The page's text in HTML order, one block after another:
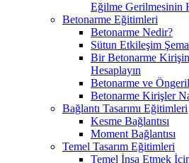
Eğilme Gerilmesinin
Betonarme Eğitimleri
Betonarme Nedir?
Sütun Etkileşim
Bir Betonarme
Hesaplayın
Betonarme ve
Betonarme Kirişler
Bağlantı Tasarımı Eğitimleri
Kesme Bağlantısı
Moment Bağlantısı
Temel Tasarım Eğitimleri
Temel İnşa Etmek